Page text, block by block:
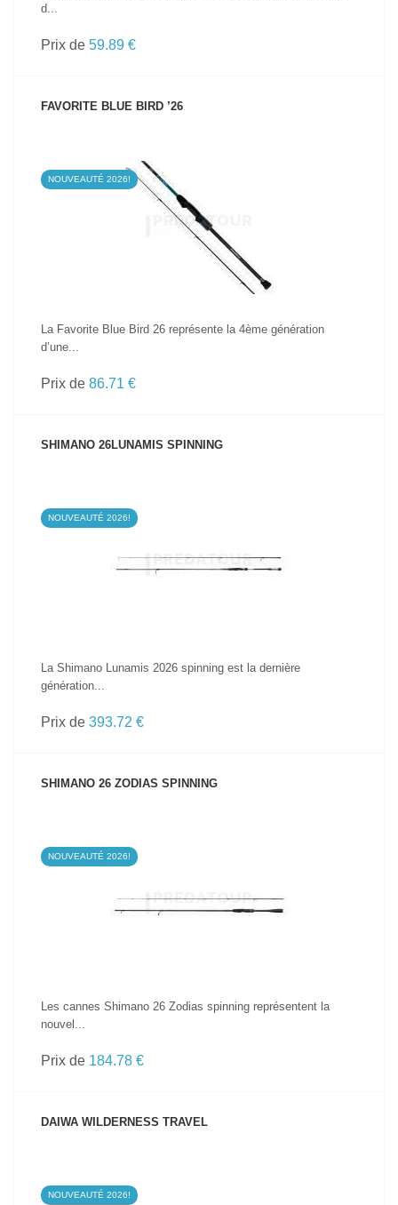
d...
Prix de 59.89 €
FAVORITE BLUE BIRD ’26
NOUVEAUTÉ 2026!
VOIR LE PRODUIT
La Favorite Blue Bird 26 représente la 4ème génération
d’une...
Prix de 86.71 €
SHIMANO 26LUNAMIS SPINNING
NOUVEAUTÉ 2026!
La Shimano Lunamis 2026 spinning est la dernière
génération...
Prix de 393.72 €
SHIMANO 26 ZODIAS SPINNING
NOUVEAUTÉ 2026!
Les cannes Shimano 26 Zodias spinning représentent la
nouvel...
Prix de 184.78 €
DAIWA WILDERNESS TRAVEL
NOUVEAUTÉ 2026!